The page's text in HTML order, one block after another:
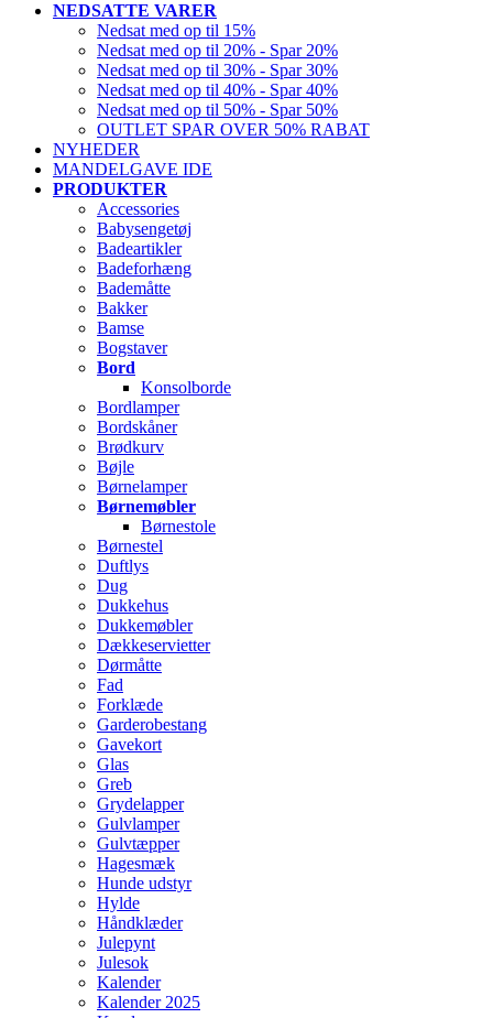
NEDSATTE VARER
Nedsat med op til 15%
Nedsat med op til 20% - Spar 20%
Nedsat med op til 30% - Spar 30%
Nedsat med op til 40% - Spar 40%
Nedsat med op til 50% - Spar 50%
OUTLET SPAR OVER 50% RABAT
NYHEDER
MANDELGAVE IDE
PRODUKTER
Accessories
Babysengetøj
Badeartikler
Badeforhæng
Bademåtte
Bakker
Bamse
Bogstaver
Bord
Konsolborde
Bordlamper
Bordskåner
Brødkurv
Bøjle
Børnelamper
Børnemøbler
Børnestole
Børnestel
Duftlys
Dug
Dukkehus
Dukkemøbler
Dækkeservietter
Dørmåtte
Fad
Forklæde
Garderobestang
Gavekort
Glas
Greb
Grydelapper
Gulvlamper
Gulvtæpper
Hagesmæk
Hunde udstyr
Hylde
Håndklæder
Julepynt
Julesok
Kalender
Kalender 2025